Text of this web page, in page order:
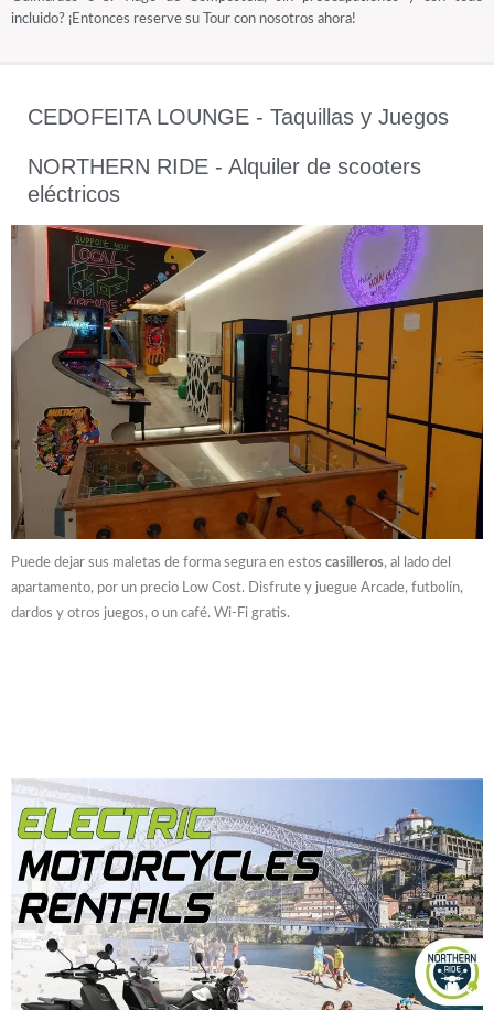
incluido? ¡Entonces reserve su Tour con nosotros ahora!
CEDOFEITA LOUNGE - Taquillas y Juegos
NORTHERN RIDE - Alquiler de scooters
eléctricos
Puede dejar sus maletas de forma segura en estos casilleros, al lado del
apartamento, por un precio Low Cost. Disfrute y juegue Arcade, futbolín,
dardos y otros juegos, o un café. Wi-Fi gratis.